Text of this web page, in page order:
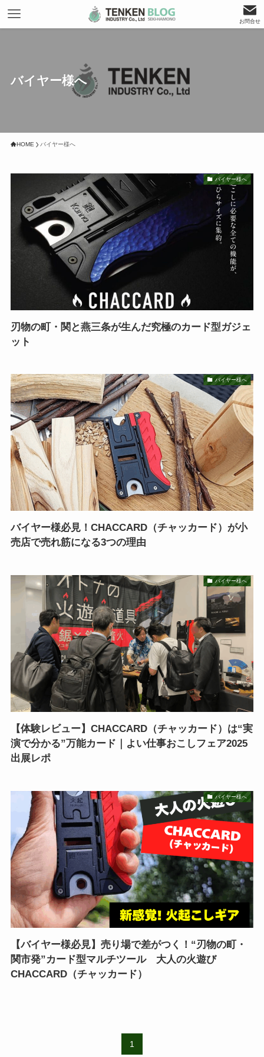
お問合せ
バイヤー様へ
HOME バイヤー様へ
バイヤー様へ
刃物の町・関と燕三条が生んだ究極のカード型ガジェ
ット
バイヤー様へ
バイヤー様必見！CHACCARD（チャッカード）が小
売店で売れ筋になる3つの理由
バイヤー様へ
【体験レビュー】CHACCARD（チャッカード）は“実
演で分かる”万能カード｜よい仕事おこしフェア2025
出展レポ
バイヤー様へ
【バイヤー様必見】売り場で差がつく！“刃物の町・
関市発”カード型マルチツール 大人の火遊び
CHACCARD（チャッカード）
1